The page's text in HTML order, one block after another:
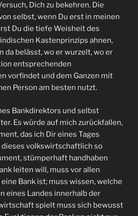
Dich zu bekehren. Die
selbst, wenn Du erst in meinen
Du die tiefe Weisheit des
Kastenprinzips ahnen,
da belässt, wo er wurzelt, wo er
entsprechenden
vorfindet und dem Ganzen mit
Person am besten nutzt.
Bankdirektors und selbst
Es würde auf mich zurückfallen,
das ich Dir eines Tages
volkswirtschaftlich so
stümperhaft handhaben
leiten will, muss vor allen
Bank ist; muss wissen, welche
eines Landes innerhalb der
spielt muss sich bewusst